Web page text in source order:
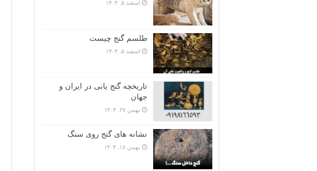
اسفند ۵, ۱۴۰۴
طلسم گنج چیست
اسفند ۵, ۱۴۰۴
تاریخچه گنج‌ یابی در ایران و
جهان
بهمن ۲۷, ۱۴۰۴
نشانه های گنج روی سنگ
بهمن ۱۸, ۱۴۰۴